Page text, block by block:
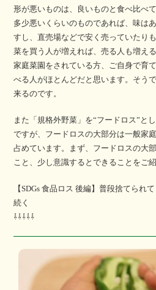
形が悪いものは、良いものと食べ比べ
多少悪いくらいのものであれば、味は
すし、直売場などで安く売っていたり
菜を買う人が増えれば、売る人も増える
家庭菜園をされている方、ご自身で育
べる人がほとんどだと思います。そう
来るのです。
また「規格外野菜」を“フードロス”と
ですが、フードロスの大部分は一般家
占めています。まず、フードロスの大
こと、少し意識するとできることをご紹
【SDGs 食品ロス 後編】普段捨てら
続く
⇩⇩⇩⇩⇩